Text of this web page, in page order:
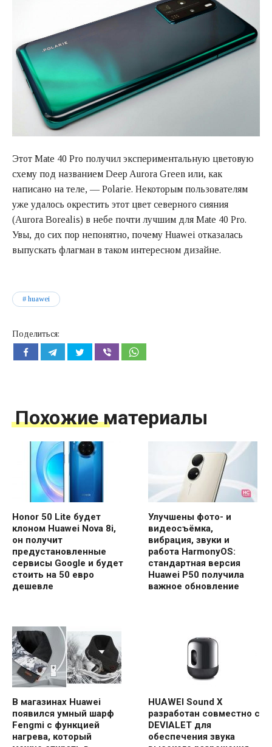
Этот Mate 40 Pro получил экспериментальную цветовую
схему под названием Deep Aurora Green или, как
написано на теле, — Polarie. Некоторым пользователям
уже удалось окрестить этот цвет северного сияния
(Aurora Borealis) в небе почти лучшим для Mate 40 Pro.
Увы, до сих пор непонятно, почему Huawei отказалась
выпускать флагман в таком интересном дизайне.
huawei
Поделиться:
Похожие материалы
Honor 50 Lite будет
клоном Huawei Nova 8i,
он получит
предустановленные
сервисы Google и будет
стоить на 50 евро
дешевле
Улучшены фото- и
видеосъёмка,
вибрация, звуки и
работа HarmonyOS:
стандартная версия
Huawei P50 получила
важное обновление
В магазинах Huawei
появился умный шарф
Fengmi с функцией
нагрева, который
HUAWEI Sound X
разработан совместно с
DEVIALET для
обеспечения звука